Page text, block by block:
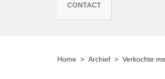
CONTACT
Home Archief Verkochte